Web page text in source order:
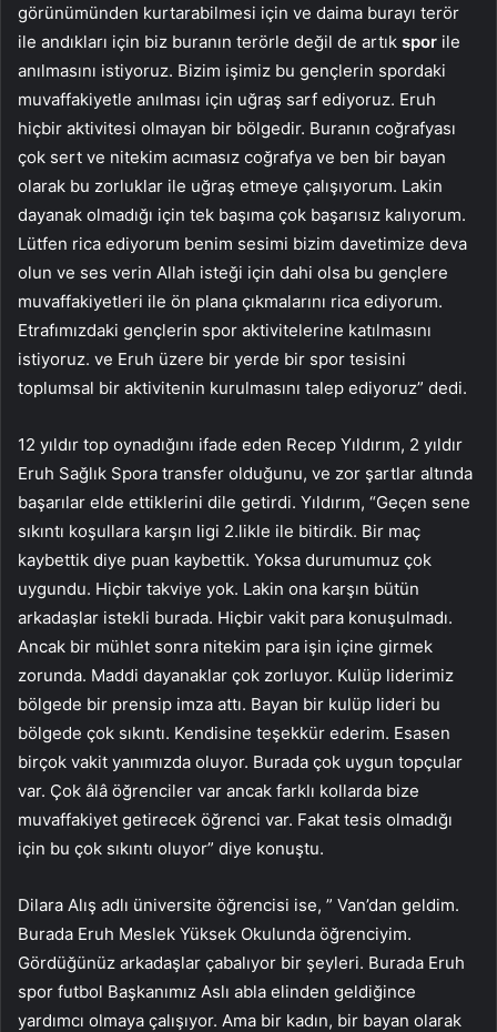
görünümünden kurtarabilmesi için ve daima burayı terör
ile andıkları için biz buranın terörle değil de artık spor ile
anılmasını istiyoruz. Bizim işimiz bu gençlerin spordaki
muvaffakiyetle anılması için uğraş sarf ediyoruz. Eruh
hiçbir aktivitesi olmayan bir bölgedir. Buranın coğrafyası
çok sert ve nitekim acımasız coğrafya ve ben bir bayan
olarak bu zorluklar ile uğraş etmeye çalışıyorum. Lakin
dayanak olmadığı için tek başıma çok başarısız kalıyorum.
Lütfen rica ediyorum benim sesimi bizim davetimize deva
olun ve ses verin Allah isteği için dahi olsa bu gençlere
muvaffakiyetleri ile ön plana çıkmalarını rica ediyorum.
Etrafımızdaki gençlerin spor aktivitelerine katılmasını
istiyoruz. ve Eruh üzere bir yerde bir spor tesisini
toplumsal bir aktivitenin kurulmasını talep ediyoruz” dedi.
12 yıldır top oynadığını ifade eden Recep Yıldırım, 2 yıldır
Eruh Sağlık Spora transfer olduğunu, ve zor şartlar altında
başarılar elde ettiklerini dile getirdi. Yıldırım, “Geçen sene
sıkıntı koşullara karşın ligi 2.likle ile bitirdik. Bir maç
kaybettik diye puan kaybettik. Yoksa durumumuz çok
uygundu. Hiçbir takviye yok. Lakin ona karşın bütün
arkadaşlar istekli burada. Hiçbir vakit para konuşulmadı.
Ancak bir mühlet sonra nitekim para işin içine girmek
zorunda. Maddi dayanaklar çok zorluyor. Kulüp liderimiz
bölgede bir prensip imza attı. Bayan bir kulüp lideri bu
bölgede çok sıkıntı. Kendisine teşekkür ederim. Esasen
birçok vakit yanımızda oluyor. Burada çok uygun topçular
var. Çok âlâ öğrenciler var ancak farklı kollarda bize
muvaffakiyet getirecek öğrenci var. Fakat tesis olmadığı
için bu çok sıkıntı oluyor” diye konuştu.
Dilara Alış adlı üniversite öğrencisi ise, ” Van’dan geldim.
Burada Eruh Meslek Yüksek Okulunda öğrenciyim.
Gördüğünüz arkadaşlar çabalıyor bir şeyleri. Burada Eruh
spor futbol Başkanımız Aslı abla elinden geldiğince
yardımcı olmaya çalışıyor. Ama bir kadın, bir bayan olarak